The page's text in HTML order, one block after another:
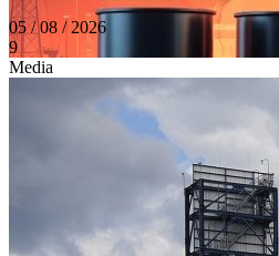
05 / 08 / 2026
9
Media